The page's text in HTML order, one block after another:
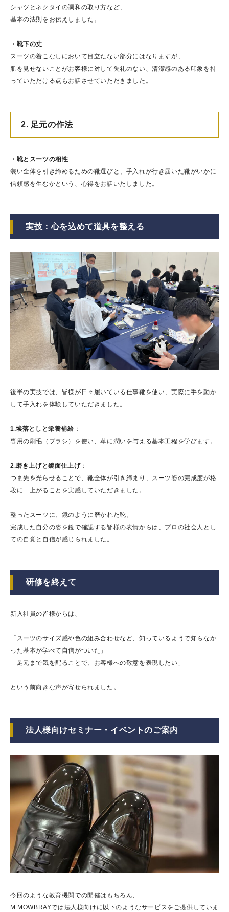
シャツとネクタイの調和の取り方など、
基本の法則をお伝えしました。
・靴下の丈
スーツの着こなしにおいて目立たない部分にはなりますが、
肌を見せないことがお客様に対して失礼のない、清潔感のある印象を持
っていただける点もお話させていただきました。
2. 足元の作法
・靴とスーツの相性
装い全体を引き締めるための靴選びと、手入れが行き届いた靴がいかに
信頼感を生むかという、心得をお話いたしました。
実技：心を込めて道具を整える
後半の実技では、皆様が日々履いている仕事靴を使い、実際に手を動か
して手入れを体験していただきました。
1.埃落としと栄養補給：
専用の刷毛（ブラシ）を使い、革に潤いを与える基本工程を学びます。
2.磨き上げと鏡面仕上げ：
つま先を光らせることで、靴全体が引き締まり、スーツ姿の完成度が格
段に 上がることを実感していただきました。
整ったスーツに、鏡のように磨かれた靴。
完成した自分の姿を鏡で確認する皆様の表情からは、プロの社会人とし
ての自覚と自信が感じられました。
研修を終えて
新入社員の皆様からは、
「スーツのサイズ感や色の組み合わせなど、知っているようで知らなか
った基本が学べて自信がついた」
「足元まで気を配ることで、お客様への敬意を表現したい」
という前向きな声が寄せられました。
法人様向けセミナー・イベントのご案内
今回のような教育機関での開催はもちろん、
M.MOWBRAYでは法人様向けに以下のようなサービスをご提供していま